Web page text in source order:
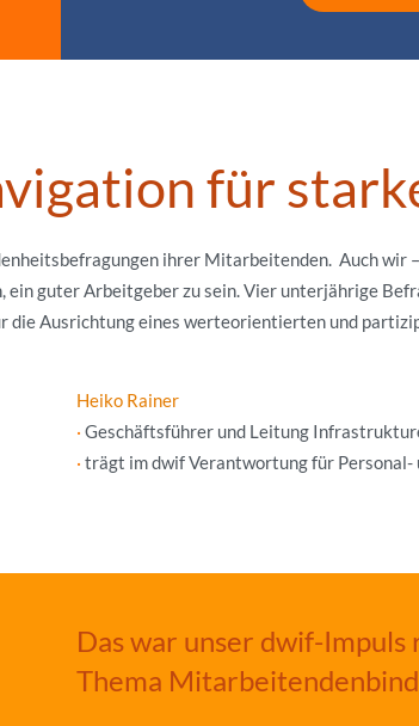
für
ihrer Mitarbeitenden. Auch wir
guter Arbeitgeber zu sein. Vier unterjährige
Ausrichtung eines werteorientierten und
Heiko Rainer
· Geschäftsführer und Leitung
· trägt imdwif Verantwortung für
Das war unser dwif-Impuls
Thema